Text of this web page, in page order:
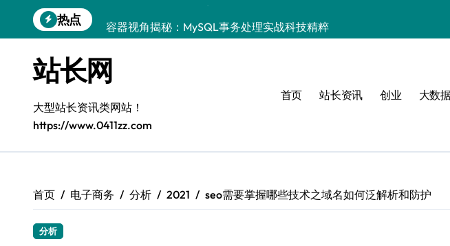
到
热点
容器视角揭秘：MySQL事务处理实战科技精粹
MySQL事务控制精要：站长必知的技术合规风控实战指南
Go语言揭秘：MySQL事务管理原理与高效实践全攻略
鸿蒙生态下MySQL事务控制：技术精讲助开发者科技破局
Go语言进阶：技术解锁MySQL事务与高并发科技优化秘籍
技术整合新篇：站长必学MySQL事务控制实战秘籍
站长网
大型站长资讯类网站！
https://www.0411zz.com
首页 站长资讯 创业 大数
首页 电子商务 分析 2021 seo需要掌握哪些技术之域名如何泛解析和防护
分析